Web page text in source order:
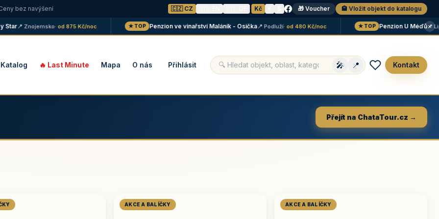
bez navýšení 🇨🇿 CZ · Kč 🎁 Voucher 🏨 Vložit objekt do katalogu
📍 Znojemsko· od 875 Kč/noc ★ TOP Penzion ve vinařství Maláník - Osička📍 Podluží· od 480 Kč/noc ★ TOP Penzion U Méďů📍 Lipno·
×
Katalog 🔥 Last Minute Mapa O nás Přihlásit 🎤 📍 Kontakt
Přejít na ChataTour.cz →
AKCE A BALÍČKY AKCE A BALÍČKY